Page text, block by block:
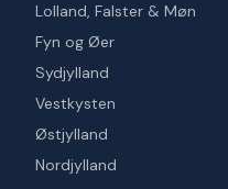
Lolland, Falster & Møn
Fyn og Øer
Sydjylland
Vestkysten
Østjylland
Nordjylland